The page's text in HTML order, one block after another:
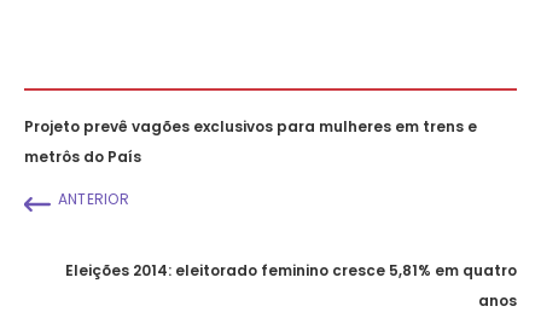
Projeto prevê vagões exclusivos para mulheres em trens e
metrôs do País
ANTERIOR
Eleições 2014: eleitorado feminino cresce 5,81% em quatro
anos